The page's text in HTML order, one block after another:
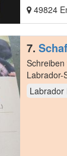
49824
7.
Labrador-
Labrador